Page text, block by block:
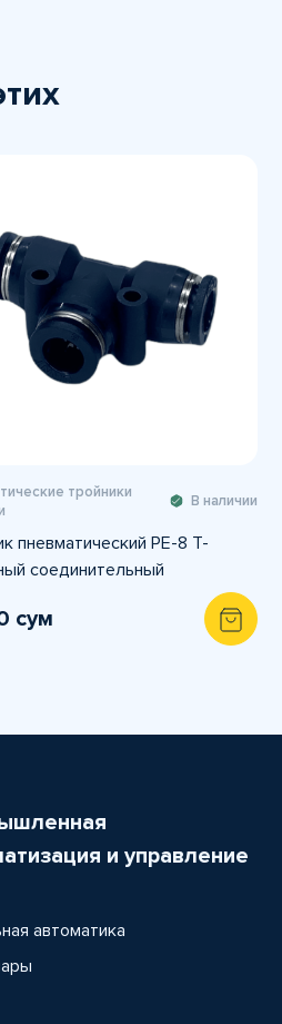
тройники
В наличии
пневматический PE-8 T-
соединительный
сум
и управление
автоматика